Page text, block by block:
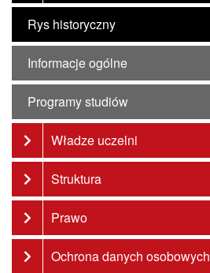
Rys historyczny
Informacje ogólne
Programy studiów
Władze uczelni
Struktura
Prawo
Ochrona danych osobowych